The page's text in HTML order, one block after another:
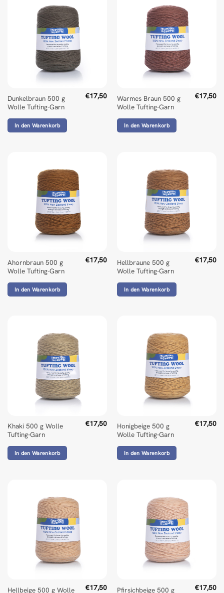
Dunkelbraun 500 g
Wolle Tufting-Garn
€17,50
In den Warenkorb
Warmes Braun 500 g
Wolle Tufting-Garn
€17,50
In den Warenkorb
Ahornbraun 500 g
Wolle Tufting-Garn
€17,50
In den Warenkorb
Hellbraune 500 g
Wolle Tufting-Garn
€17,50
In den Warenkorb
Khaki 500 g Wolle
Tufting-Garn
€17,50
In den Warenkorb
Honigbeige 500 g
Wolle Tufting-Garn
€17,50
In den Warenkorb
Hellbeige 500 g Wolle €17,50 Pfirsichbeige 500 g €17,50